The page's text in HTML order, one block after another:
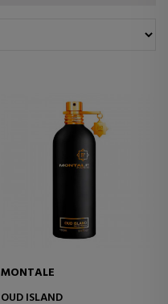
MONTALE
OUD ISLAND